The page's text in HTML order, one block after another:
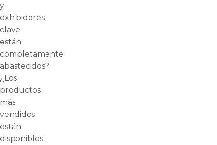
y
exhibidores
clave
están
completamente
abastecidos?
¿Los
productos
más
vendidos
están
disponibles